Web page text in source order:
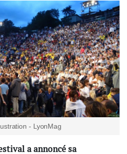
- LyonMag
a annoncé sa